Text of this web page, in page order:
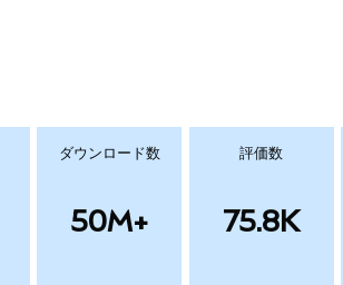
ダウンロード数
50M+
評価数
75.8K